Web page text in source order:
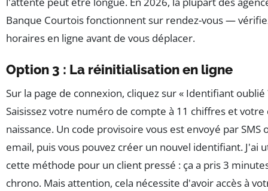
Banque Courtois fonctionnent sur rendez-vous —
horaires en ligne avant de vous déplacer.
Option 3 : La réinitialisation en ligne
Sur la page de connexion, cliquez sur « Identifiant oublié
Saisissez votre numéro de compte à 11 chiffres et votre
naissance. Un code provisoire vous est envoyé par SMS
email, puis vous pouvez créer un nouvel identifiant. J'ai
cette méthode pour un client pressé : ça a pris 3
chrono. Mais attention, cela nécessite d'avoir accès à